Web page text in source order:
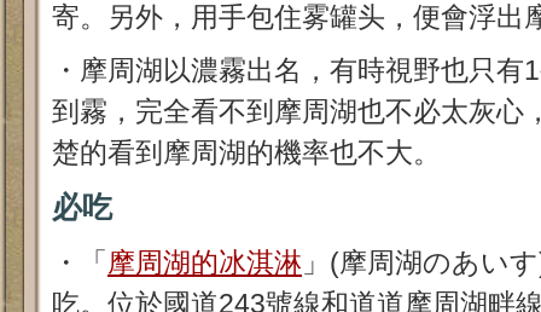
寄。另外，用手包住雾罐头，便會浮出
・摩周湖以濃霧出名，有時視野也只
到霧，完全看不到摩周湖也不必太灰心
楚的看到摩周湖的機率也不大。
必吃
・ 「摩周湖的冰淇淋 」 (摩周湖のあい
吃。 位於國道243號線和道道摩周湖畔